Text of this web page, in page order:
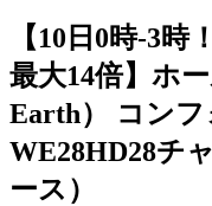
【10日0時-3
最大14倍】ホ
Earth） コン
WE28HD28チ
ース）